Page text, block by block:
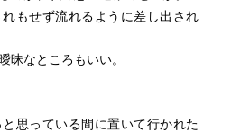
もせず流れるように差し出され
昧なところもいい。
思っている間に置いて行かれた